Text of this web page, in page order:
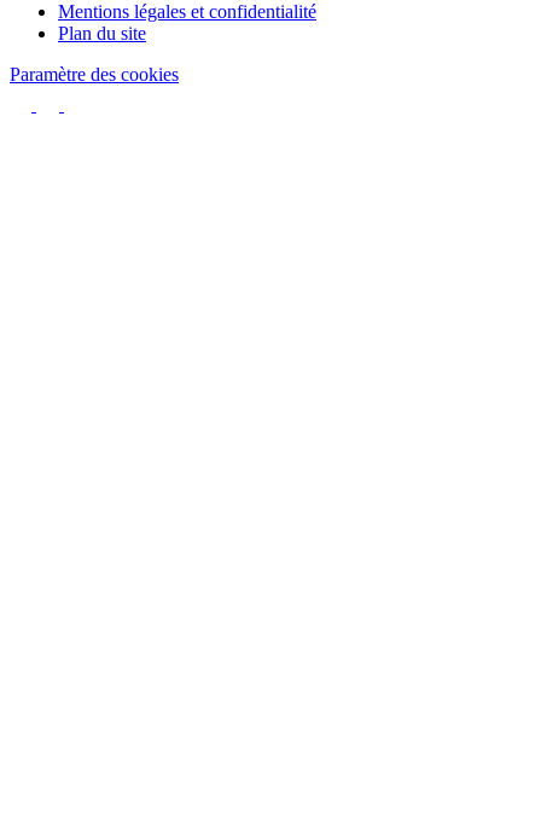
Mentions légales et confidentialité
Plan du site
Paramètre des cookies